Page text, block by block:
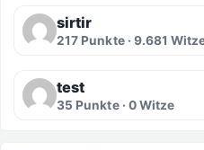
sirtir
217 Punkte · 9.681
test
35 Punkte · 0 Witze